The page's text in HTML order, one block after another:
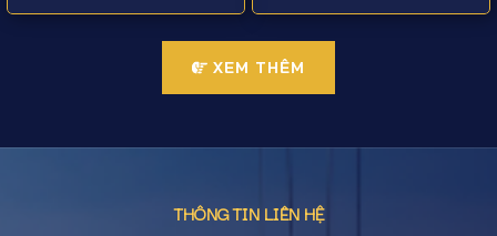
XEM THÊM
THÔNG TIN LIÊN HỆ